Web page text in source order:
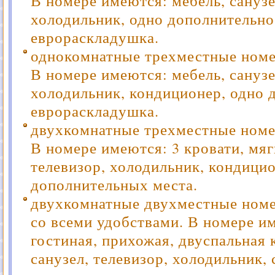
холодильник, одно
еврораскладушка.
однокомнатные трехместные
В номере имеются: мебель,
холодильник, кондиционер, одно
еврораскладушка.
двухкомнатные трехместные
В номере имеются: 3 кровати,
телевизор, холодильник,
дополнительных места.
двухкомнатные двухместные
со всеми удобствами. В номере
гостиная, прихожая, двуспальная
санузел, телевизор, холодильник,